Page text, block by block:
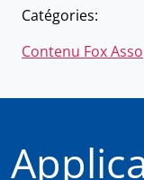
Catégories:
Contenu Fox Asso